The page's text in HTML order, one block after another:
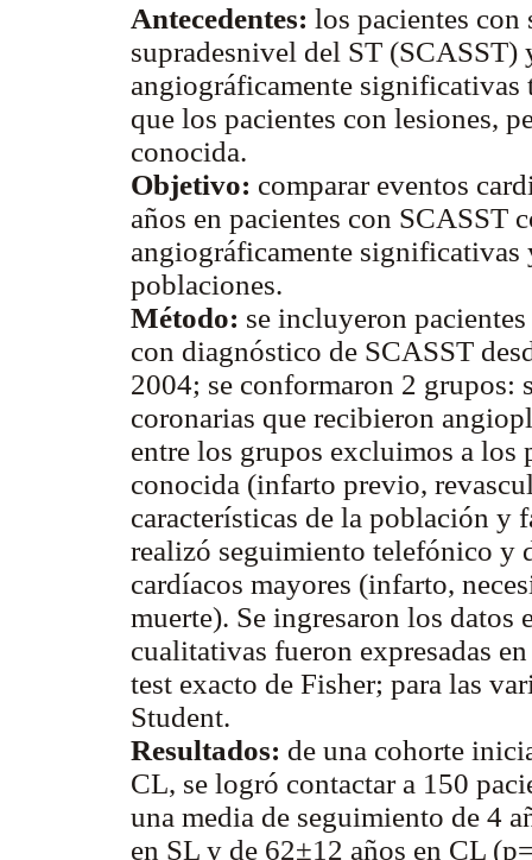
Antecedentes: los pacientes
supradesnivel del ST (SCASST)
angiográficamente
que los pacientes con lesiones,
conocida.
Objetivo: comparar eventos
años en pacientes con SCASST
angiográficamente significativas
poblaciones.
Método: se incluyeron
con diagnóstico de SCASST
2004; se conformaron 2 grupos:
coronarias que recibieron
entre los grupos excluimos a los
conocida (infarto previo,
características de la población y
realizó seguimiento telefónico y
cardíacos mayores (infarto,
muerte). Se ingresaron los datos
cualitativas fueron expresadas
test exacto de Fisher; para las
Student.
Resultados: de una cohorte
CL, se logró contactar a 150
una media de seguimiento de 4
en SL y de 62±12 años en CL